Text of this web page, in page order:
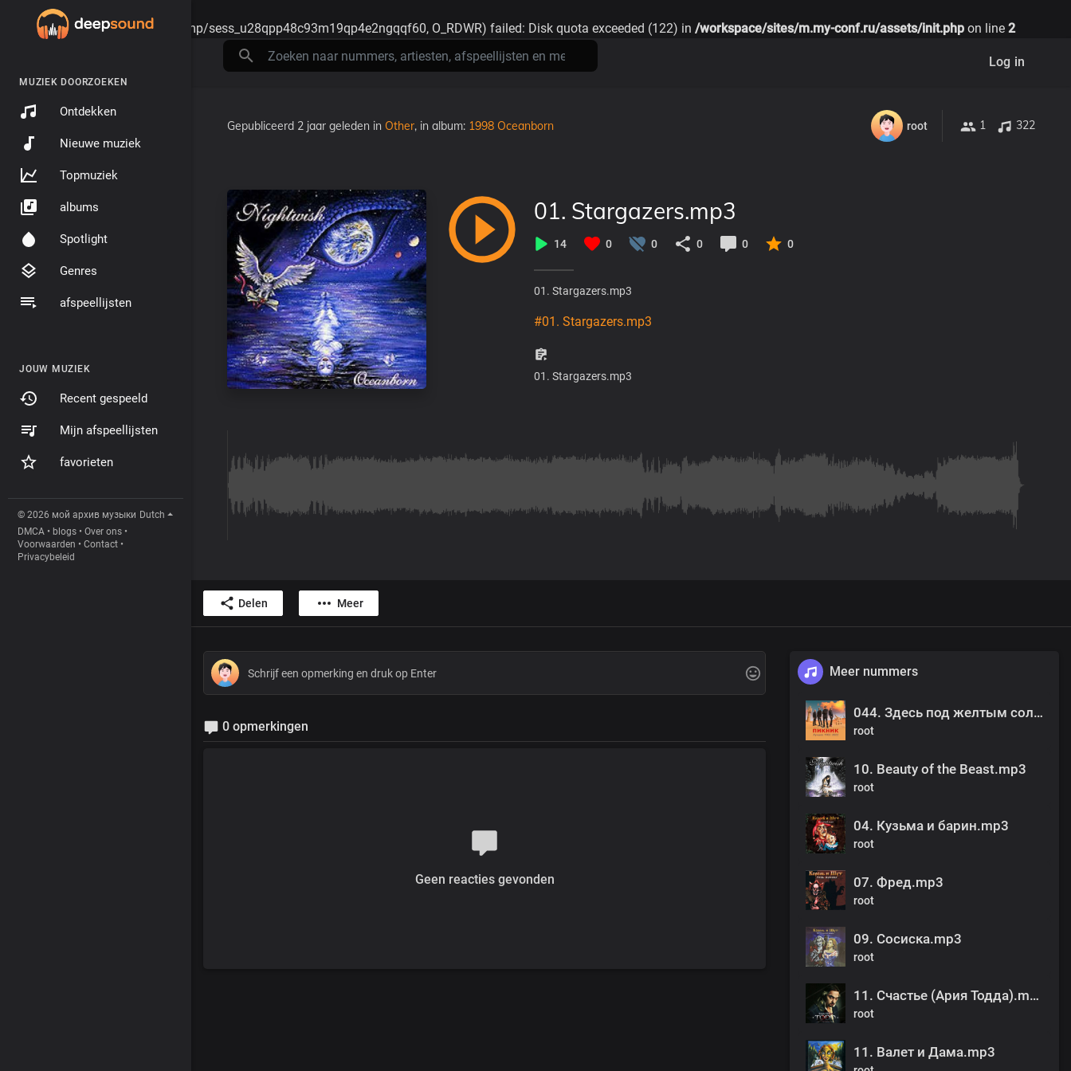
Warning: session_start(): open(/tmp/sess_u28qpp48c93m19qp4e2ngqqf60, O_RDWR) failed: Disk quota exceeded (122) in /workspace/sites/m.my-conf.ru/assets/init.php on line 2
MUZIEK DOORZOEKEN
Ontdekken
Nieuwe muziek
Topmuziek
albums
Spotlight
Genres
afspeellijsten
JOUW MUZIEK
Recent gespeeld
Mijn afspeellijsten
favorieten
© 2026 мой архив музыки Dutch
DMCA • blogs • Over ons •
Voorwaarden • Contact •
Privacybeleid
Log in
Gepubliceerd 2 jaar geleden in Other, in album: 1998 Oceanborn root 1 322
01. Stargazers.mp3
14 0 0 0 0 0
01. Stargazers.mp3
#01. Stargazers.mp3
01. Stargazers.mp3
Delen Meer
0 opmerkingen
Geen reacties gevonden
Meer nummers
044. Здесь под желтым солнцем ламп (2002).mp3
root
10. Beauty of the Beast.mp3
root
04. Кузьма и барин.mp3
root
07. Фред.mp3
root
09. Сосиска.mp3
root
11. Счастье (Ария Тодда).mp3
root
11. Валет и Дама.mp3